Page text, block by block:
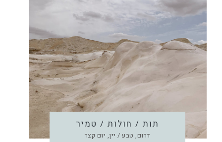
תות / חולות / טמיר
דרום, טבע / יין, יום קצר